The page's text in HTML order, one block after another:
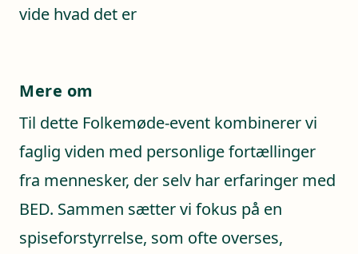
vide hvad det er
Mere om
Til dette Folkemøde-event kombinerer vi
faglig viden med personlige fortællinger
fra mennesker, der selv har erfaringer med
BED. Sammen sætter vi fokus på en
spiseforstyrrelse, som ofte overses,